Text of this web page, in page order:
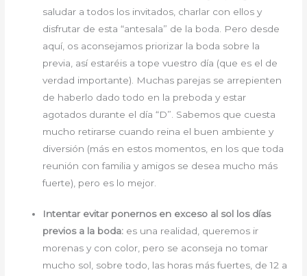
saludar a todos los invitados, charlar con ellos y
disfrutar de esta “antesala” de la boda. Pero desde
aquí, os aconsejamos priorizar la boda sobre la
previa, así estaréis a tope vuestro día (que es el de
verdad importante). Muchas parejas se arrepienten
de haberlo dado todo en la preboda y estar
agotados durante el día “D”. Sabemos que cuesta
mucho retirarse cuando reina el buen ambiente y
diversión (más en estos momentos, en los que toda
reunión con familia y amigos se desea mucho más
fuerte), pero es lo mejor.
Intentar evitar ponernos en exceso al sol los días
previos a la boda: es una realidad, queremos ir
morenas y con color, pero se aconseja no tomar
mucho sol, sobre todo, las horas más fuertes, de 12 a